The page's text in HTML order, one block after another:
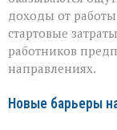
доходы от
стартовые
работников
направлениях.
Новые барьеры